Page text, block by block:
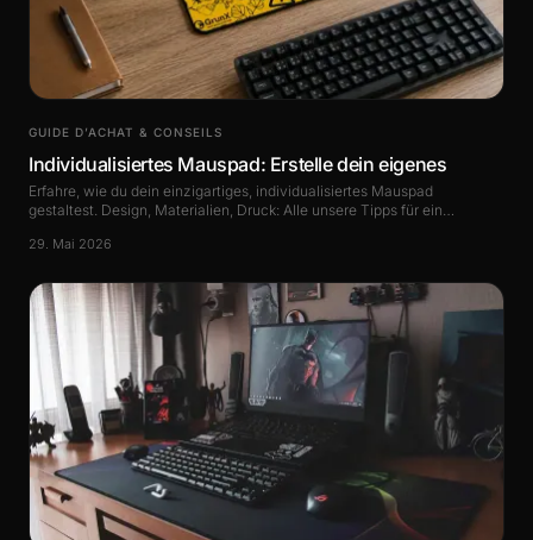
GUIDE D’ACHAT & CONSEILS
Individualisiertes Mauspad: Erstelle dein eigenes
Erfahre, wie du dein einzigartiges, individualisiertes Mauspad
gestaltest. Design, Materialien, Druck: Alle unsere Tipps für ein
29. Mai 2026